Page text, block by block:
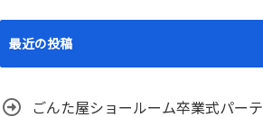
最近の投稿
ごんた屋ショールーム卒業式パーテ